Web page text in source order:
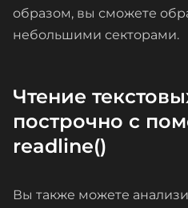
образом, вы сможете
небольшими секторами.
Чтение
построчно с
readline()
Вы также можете